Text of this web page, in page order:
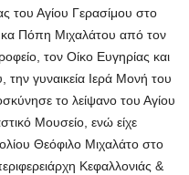
του Αγίου Γερασίμου στο
Πόπη Μιχαλάτου από τον
τον Οίκο Ευγηρίας και
την γυναικεία Ιερά Μονή του
το λείψανο του Αγίου
Μουσείο, ενώ είχε
Θεόφιλο Μιχαλάτο στο
Κεφαλλονιάς &